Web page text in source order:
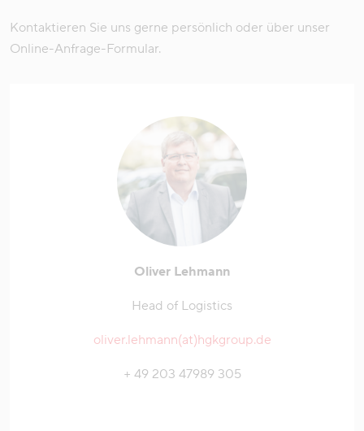
Kontaktieren Sie uns gerne persönlich oder über unser
Online-Anfrage-Formular.
Oliver Lehmann
Head of Logistics
oliver.lehmann(at)hgkgroup.de
+ 49 203 47989 305